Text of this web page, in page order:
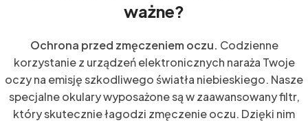
ważne?
Ochrona przed zmęczeniem oczu. Codzienne
korzystanie z urządzeń elektronicznych naraża Twoje
oczy na emisję szkodliwego światła niebieskiego. Nasze
specjalne okulary wyposażone są w zaawansowany filtr,
który skutecznie łagodzi zmęczenie oczu. Dzięki nim